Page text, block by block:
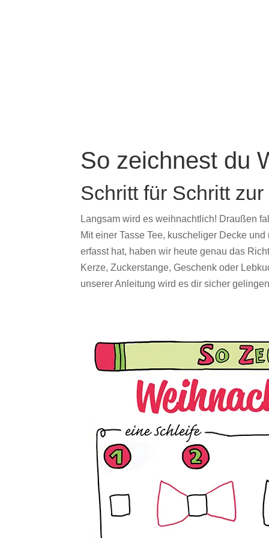
So zeichnest du
Schritt für Schritt
Langsam wird es weihnachtlich! Draußen
Mit einer Tasse Tee, kuscheliger Decke
erfasst hat, haben wir heute genau das
Kerze, Zuckerstange, Geschenk oder
unserer Anleitung wird es dir sicher